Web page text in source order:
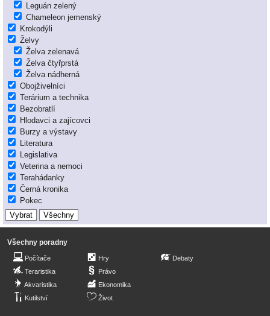
Leguán zelený
Chameleon jemenský
Krokodýli
Želvy
Želva zelenavá
Želva čtyřprstá
Želva nádherná
Obojživelníci
Terárium a technika
Bezobratlí
Hlodavci a zajícovci
Burzy a výstavy
Literatura
Legislativa
Veterina a nemoci
Terahádanky
Černá kronika
Pokec
Všechny poradny
Počítače
Teraristika
Akvaristika
Kutilství
Hry
Právo
Ekonomika
Život
Debaty